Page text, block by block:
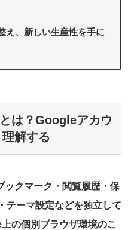
え、新しい生産性を手に
は？Googleアカウ
解する
クマーク・閲覧履歴・保
テーマ設定などを独立して
の個別ブラウザ環境のこ